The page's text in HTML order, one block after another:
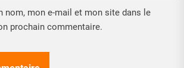
nom, mon e-mail et mon site dans le
prochain commentaire.